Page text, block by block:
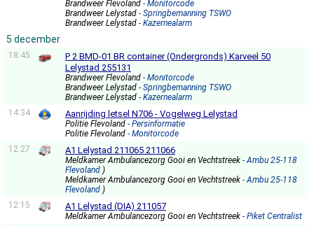
Brandweer Flevoland - Monitorcode
Brandweer Lelystad - Springbemanning TSWO
Brandweer Lelystad - Kazernealarm
5 december
18:45
P 2 BMD-01 BR container (Ondergronds) Karveel 50
Lelystad 255131
Brandweer Flevoland - Monitorcode
Brandweer Lelystad - Springbemanning TSWO
Brandweer Lelystad - Kazernealarm
14:34
Aanrijding letsel N706 - Vogelweg Lelystad
Politie Flevoland - Persinformatie
Politie Flevoland - Monitorcode
12:27
A1 Lelystad 211065 211066
Meldkamer Ambulancezorg Gooi en Vechtstreek - Ambu 25-118
Flevoland )
Meldkamer Ambulancezorg Gooi en Vechtstreek - Ambu 25-118
Flevoland )
12:15
A1 Lelystad (DIA) 211057
Meldkamer Ambulancezorg Gooi en Vechtstreek - Piket Centralist